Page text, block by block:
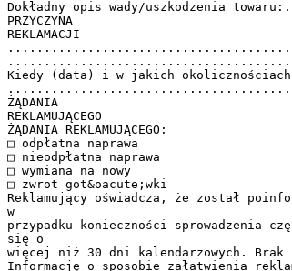
Dokładny opis wady/
PRZYCZYNA
REKLAMACJI
Kiedy (data) i w jakich
ŻĄDANIA
REKLAMUJĄCEGO
ŻĄDANIA REKLAMUJĄCEGO:
□ odpłatna naprawa
□ nieodpłatna naprawa
□ wymiana na nowy
□ zwrot got&oacute;wki
Reklamujący oświadcza, że został
w
przypadku konieczności sprowadzenia
się o
więcej niż 30 dni kalendarzowych.